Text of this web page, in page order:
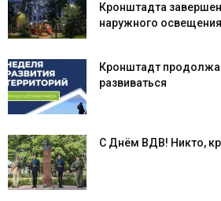
Кронштадта
наружного освещения
Кронштадт
развиваться
С Днём ВДВ! Никто,